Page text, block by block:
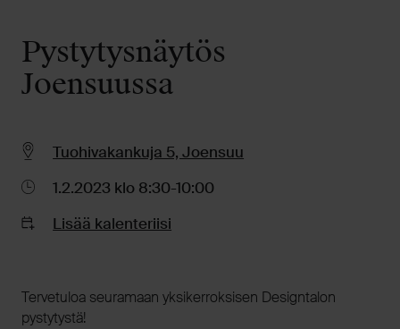
Pystytysnäytös
Joensuussa
Tuohivakankuja 5, Joensuu
1.2.2023 klo 8:30-10:00
Lisää kalenteriisi
Tervetuloa seuramaan yksikerroksisen Designtalon
pystytystä!